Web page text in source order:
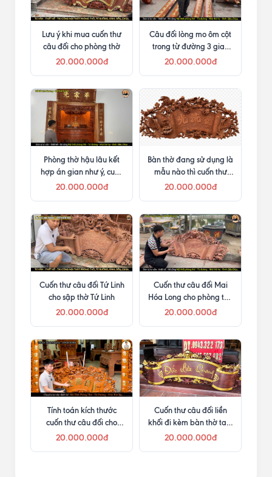
Lưu ý khi mua cuốn thư
câu đối cho phòng thờ
20.000.000đ
Câu đối lòng mo ôm cột
trong từ đường 3 gian
tại Gia Lai
20.000.000đ
Phòng thờ hậu lâu kết
hợp án gian như ý, cuốn
thư câu đối và cửa võng
20.000.000đ
Bàn thờ đang sử dụng là
mẫu nào thì cuốn thư
mẫu tương ứng
20.000.000đ
Cuốn thư câu đối Tứ Linh
cho sập thờ Tứ Linh
20.000.000đ
Cuốn thư câu đối Mai
Hóa Long cho phòng thờ
ngang 4m
20.000.000đ
Tính toán kích thước
cuốn thư câu đối cho
phòng thờ nhỏ
20.000.000đ
Cuốn thư câu đối liền
khối đi kèm bàn thờ tam
cấp
20.000.000đ